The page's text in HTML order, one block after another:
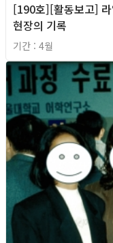
[190호][활동보고]
현장의 기록
기간 : 4월